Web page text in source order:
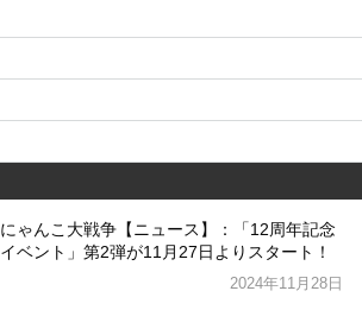
にゃんこ大戦争【ニュース】：「12周年記念
イベント」第2弾が11月27日よりスタート！
2024年11月28日